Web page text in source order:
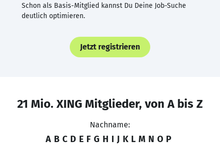
Schon als Basis-Mitglied kannst Du Deine Job-Suche
deutlich optimieren.
Jetzt registrieren
21 Mio. XING Mitglieder, von A bis Z
Nachname:
A B C D E F G H I J K L M N O P